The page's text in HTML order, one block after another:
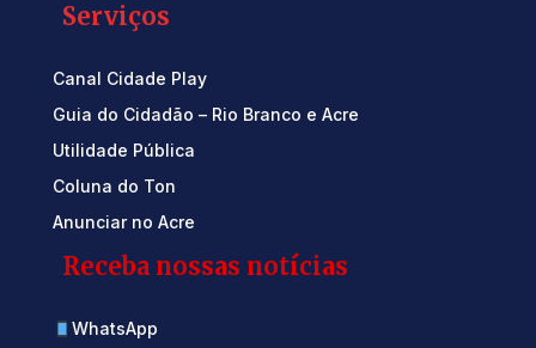
Serviços
Canal Cidade Play
Guia do Cidadão – Rio Branco e Acre
Utilidade Pública
Coluna do Ton
Anunciar no Acre
Receba nossas notícias
WhatsApp